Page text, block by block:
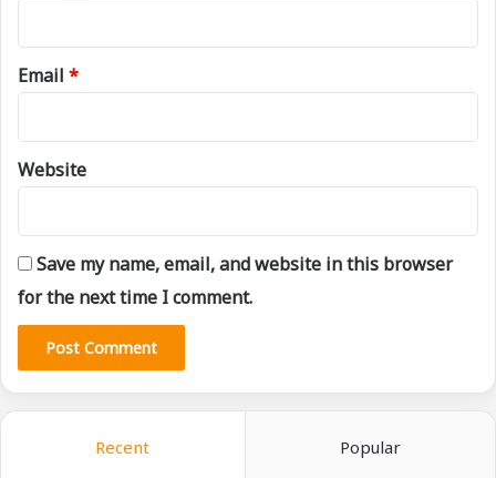
Email *
Website
Save my name, email, and website in this browser
for the next time I comment.
Recent Popular